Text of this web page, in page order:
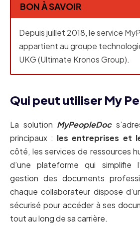
BON À SAVOIR
Depuis juillet 2018, le service
appartient au groupe
UKG (Ultimate Kronos Group).
Qui peut utiliser My
La solution MyPeopleDoc
principaux : les entreprises et
côté, les services de ressources
d’une plateforme qui simplifie
gestion des documents
chaque collaborateur dispose
sécurisé pour accéder à ses
tout au long de sa carrière.